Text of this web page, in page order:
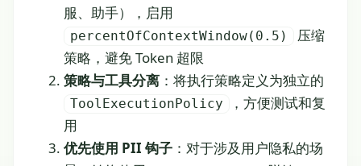
服、助手），启用
percentOfContextWindow(0.5)
压缩
策略，避免 Token 超限
策略与工具分离 ：将执行策略定义为独立的
ToolExecutionPolicy
，方便测试和复
用
优先使用 PII 钩子 ：对于涉及用户隐私的场